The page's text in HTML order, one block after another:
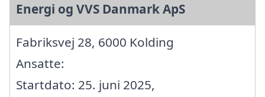
Energi og VVS Danmark ApS
Fabriksvej 28, 6000 Kolding
Ansatte:
Startdato: 25. juni 2025,